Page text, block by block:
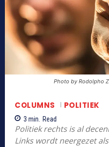
Photo by Rodolpho
COLUMNS POLITIEK
3 min. Read
Politiek rechts is al
Links wordt neergezet